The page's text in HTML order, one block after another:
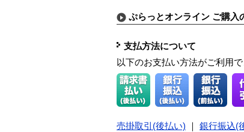
ぷらっとオンライン ご購入
支払方法について
以下のお支払い方法がご利用で
売掛取引(後払い) 銀行振込(